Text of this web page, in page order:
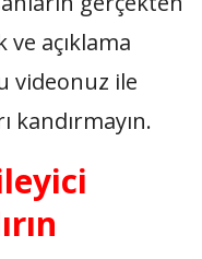
ve açıklama
videonuz ile
kandırmayın.